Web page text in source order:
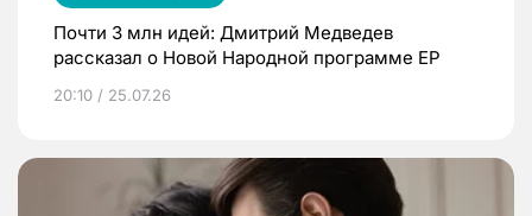
Почти 3 млн идей: Дмитрий Медведев
рассказал о Новой Народной программе ЕР
20:10 / 25.07.26